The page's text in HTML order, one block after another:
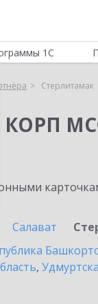
1С
Стерлитамак
КОРП
Салават
,